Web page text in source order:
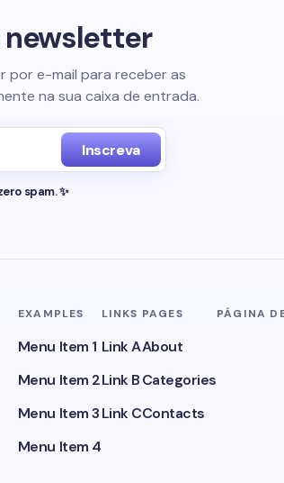
newsletter
por e-mail para receber as
na sua caixa de entrada.
Inscreva
spam. ✨
EXAMPLES
Menu Item 1
Menu Item 2
Menu Item 3
Menu Item 4
LINKS
Link A
Link B
Link C
PAGES
About
Categories
Contacts
PÁGINA